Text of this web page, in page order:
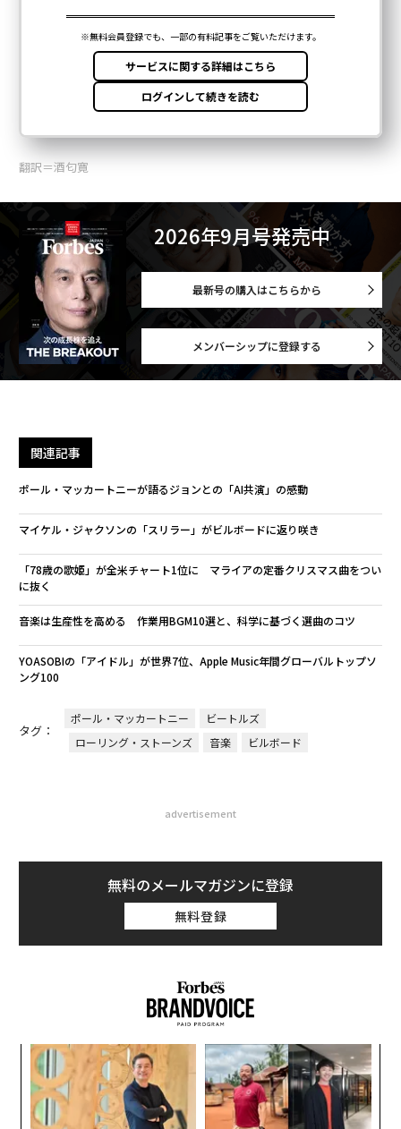
翻訳＝酒匂寛
2026年9月号発売中
最新号の購入はこちらから
メンバーシップに登録する
関連記事
ポール・マッカートニーが語るジョンとの「AI共演」の感動
マイケル・ジャクソンの「スリラー」がビルボードに返り咲き
「78歳の歌姫」が全米チャート1位に マライアの定番クリスマス曲をつい
に抜く
音楽は生産性を高める 作業用BGM10選と、科学に基づく選曲のコツ
YOASOBIの「アイドル」が世界7位、Apple Music年間グローバルトップソ
ング100
タグ：
ポール・マッカートニー
ビートルズ
ローリング・ストーンズ
音楽 ビルボード
advertisement
無料のメールマガジンに登録
無料登録